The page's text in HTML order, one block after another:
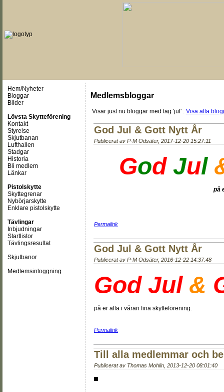
Hem/Nyheter
Bloggar
Bilder
Lövsta Skytteförening
Kontakt
Styrelse
Skjutbanan
Lufthallen
Stadgar
Historia
Bli medlem
Länkar
Pistolskytte
Skyttegrenar
Nybörjarskytte
Enklare pistolskytte
Tävlingar
Inbjudningar
Startlistor
Tävlingsresultat
Skjutbanor
Medlemsinloggning
Medlemsbloggar
Visar just nu bloggar med tag 'jul' . Visa alla
God Jul & Gott Nytt År
Publicerat av P-M Odsäter, 2017-12-20 15:27:11
God Jul
på
Permalink
God Jul & Gott Nytt År
Publicerat av P-M Odsäter, 2016-12-22 14:37:48
God Jul &
på er alla i våran fina skytteförening.
Permalink
Till alla medlemmar och
Publicerat av Thomas Mohlin 2013-12-20 08:01:40